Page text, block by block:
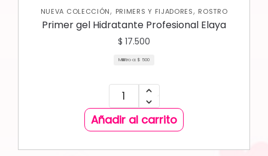
NUEVA COLECCIÓN, PRIMERS Y FIJADORES, ROSTRO
Primer gel Hidratante Profesional Elaya
$ 17.500
Mililitro a: $ 500
Añadir al carrito